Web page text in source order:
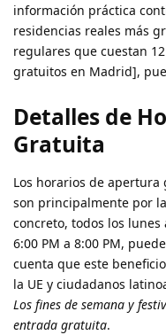
información práctica
residencias reales más
regulares que cuestan
gratuitos en Madrid],
Detalles de
Gratuita
Los horarios de apertura
son principalmente por
concreto, todos los lunes
6:00 PM a 8:00 PM,
cuenta que este
la UE y ciudadanos
Los fines de semana y
entrada gratuita.